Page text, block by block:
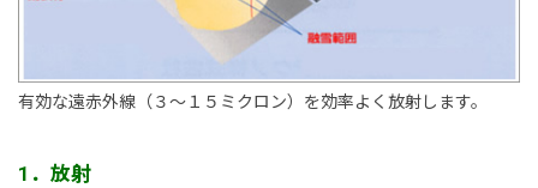
有効な遠赤外線（３～１５ミクロン）を効率よく放射します。
1．放射